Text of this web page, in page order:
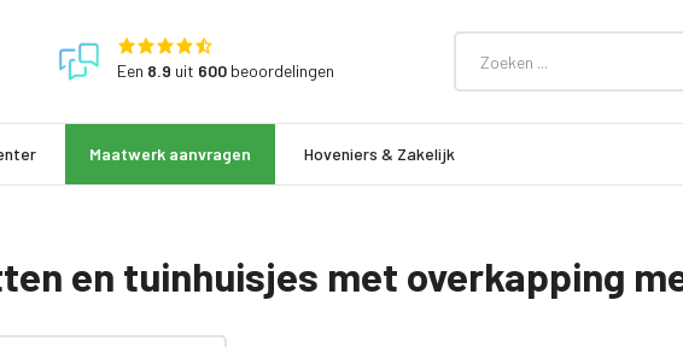
Een 8.9 uit 600beoordelingen
Maatwerk aanvragen Hoveniers & Zakelijk
en tuinhuisjes met overkapping